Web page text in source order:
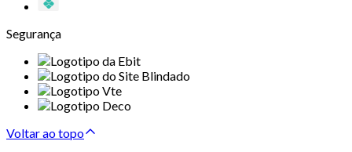
Segurança
Voltar ao topo